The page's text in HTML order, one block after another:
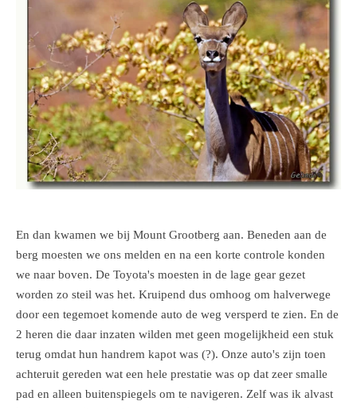
En dan kwamen we bij Mount Grootberg aan. Beneden aan de
berg moesten we ons melden en na een korte controle konden
we naar boven. De Toyota's moesten in de lage gear gezet
worden zo steil was het. Kruipend dus omhoog om halverwege
door een tegemoet komende auto de weg versperd te zien. En de
2 heren die daar inzaten wilden met geen mogelijkheid een stuk
terug omdat hun handrem kapot was (?). Onze auto's zijn toen
achteruit gereden wat een hele prestatie was op dat zeer smalle
pad en alleen buitenspiegels om te navigeren. Zelf was ik alvast